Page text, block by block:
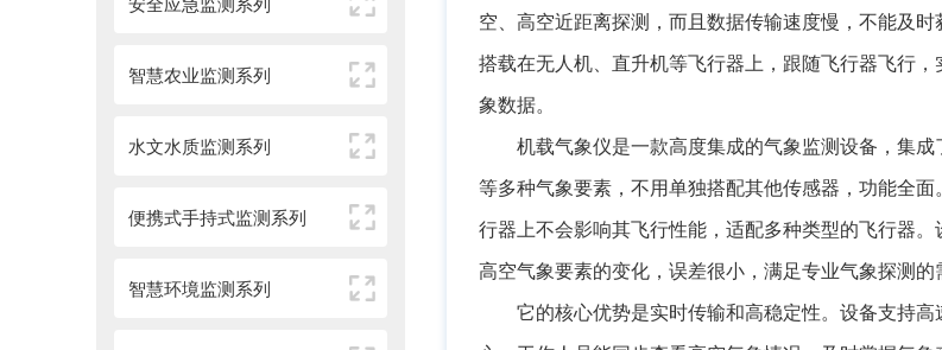
智慧农业监测系列
水文水质监测系列
便携式手持式监测系列
智慧环境监测系列
空、高空近距离探测，而且数据传输速度慢，不能及
搭载在无人机、直升机等飞行器上，跟随飞行器飞行
象数据。
机载气象仪是一款高度集成的气象监测设备，集
等多种气象要素，不用单独搭配其他传感器，功能全
行器上不会影响其飞行性能，适配多种类型的飞行器
高空气象要素的变化，误差很小，满足专业气象探测的
它的核心优势是实时传输和高稳定性。设备支持